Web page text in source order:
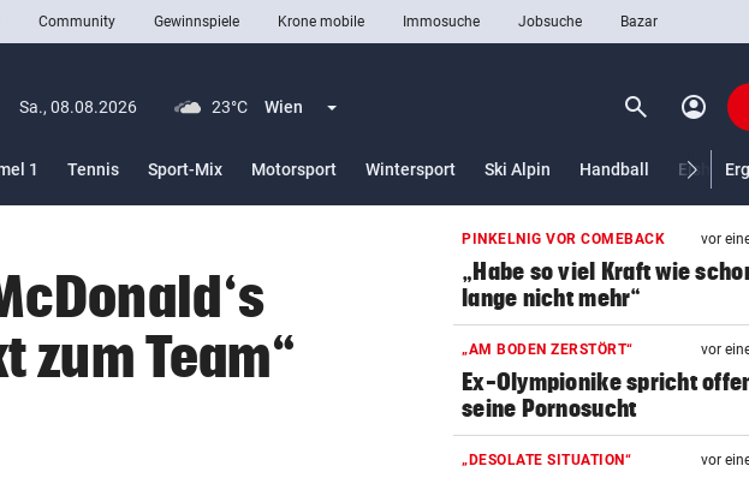
closeSchließen
Community Gewinnspiele Krone mobile Immosuche Jobsuche Bazar
Menü aufklappen
Sa., 08.08.2026 23°C Wien Menü aufklappen search Suchen
account_circle
1
Tennis Sport-Mix Motorsport Wintersport Ski Alpin Handball
zum Team“
PINKELNIG VOR COMEBACK vor
„Habe so viel Kraft wie
lange nicht mehr“
„AM BODEN ZERSTÖRT“ vor
Ex-Olympionike spricht
seine Pornosucht
„DESOLATE SITUATION“ vor